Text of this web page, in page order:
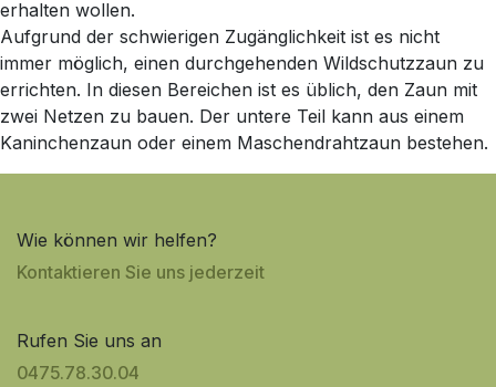
erhalten wollen.
Aufgrund der schwierigen Zugänglichkeit ist es nicht
immer möglich, einen durchgehenden Wildschutzzaun zu
errichten. In diesen Bereichen ist es üblich, den Zaun mit
zwei Netzen zu bauen. Der untere Teil kann aus einem
Kaninchenzaun oder einem Maschendrahtzaun bestehen.
Wie können wir helfen?
Kontaktieren Sie uns jederzeit
Rufen Sie uns an
0475.7​8.30.04